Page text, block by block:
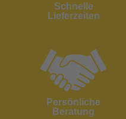
Schnelle
Lieferzeiten
Persönliche
Beratung